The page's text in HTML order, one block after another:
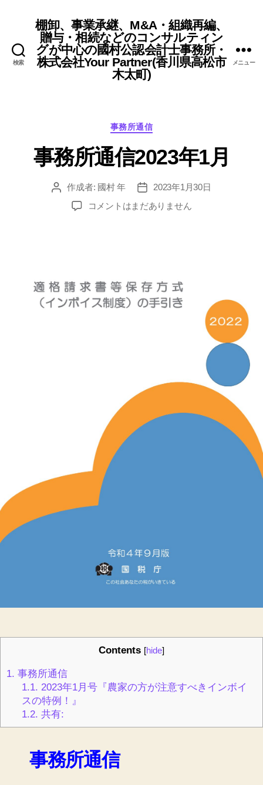
検索
棚卸、事業承継、M&A・組織再編、
贈与・相続などのコンサルティン
グが中心の國村公認会計士事務所・
株式会社Your Partner(香川県高松市
木太町)
メニュー
カ
ゴ
リ
事務所通信
事務所通信2023年1月
投
作成者: 國村 年
投
稿
日
2023年1月30日
事
年
1
月
コメントはまだありません
Contents [hide]
1. 事務所通信
1.1. 2023年1月号『農家の方が注意すべきインボイ
スの特例！』
1.2. 共有:
事務所通信